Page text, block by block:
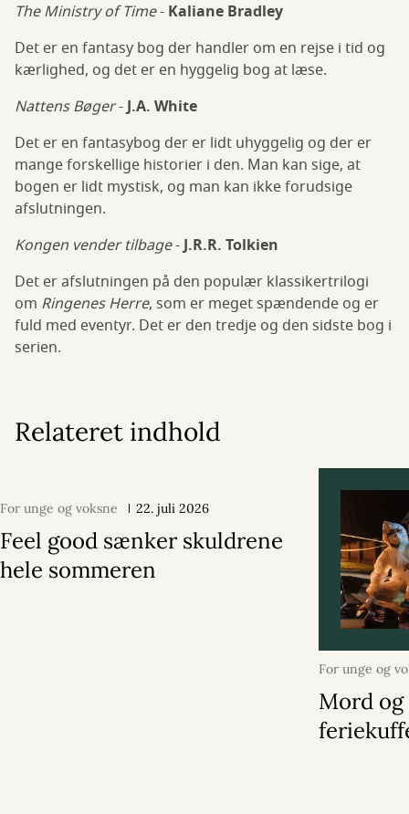
The Ministry of Time- Kaliane Bradley
Det er en fantasy bog der handler om en rejse i tid og
kærlighed, og det er en hyggelig bog at læse.
Nattens Bøger-J.A. White
Det er en fantasybog der er lidt uhyggelig og der er
mange forskellige historier i den. Man kan sige, at
bogen er lidt mystisk, og man kan ikke forudsige
afslutningen.
Kongen vender tilbage-J.R.R. Tolkien
Det er afslutningen på den populær klassikertrilogi
om Ringenes Herre, som er meget spændende og er
fuld med eventyr. Det er den tredje og den sidste bog i
serien.
Relateret indhold
For unge og voksne 22. juli 2026
Feel good sænker skuldrene
hele sommeren
For unge og
2026
Mord